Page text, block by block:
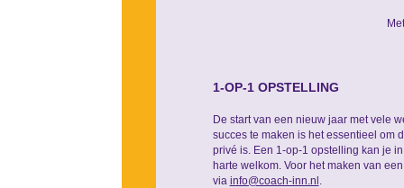
1-OP-1 OPSTELLING
De start van een nieuw jaar met vele
succes te maken is het essentieel om
privé is. Een 1-op-1 opstelling kan je
harte welkom. Voor het maken van
via info@coach-inn.nl .